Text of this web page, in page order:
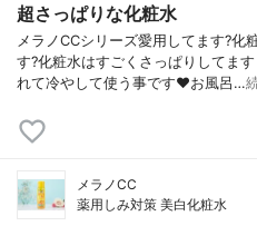
超さっぱりな化粧水
メラノCCシリーズ愛用してます?化
す?化粧水はすごくさっぱりしてま
れて冷やして使う事です❤️お風呂…
メラノCC
薬用しみ対策 美白化粧水